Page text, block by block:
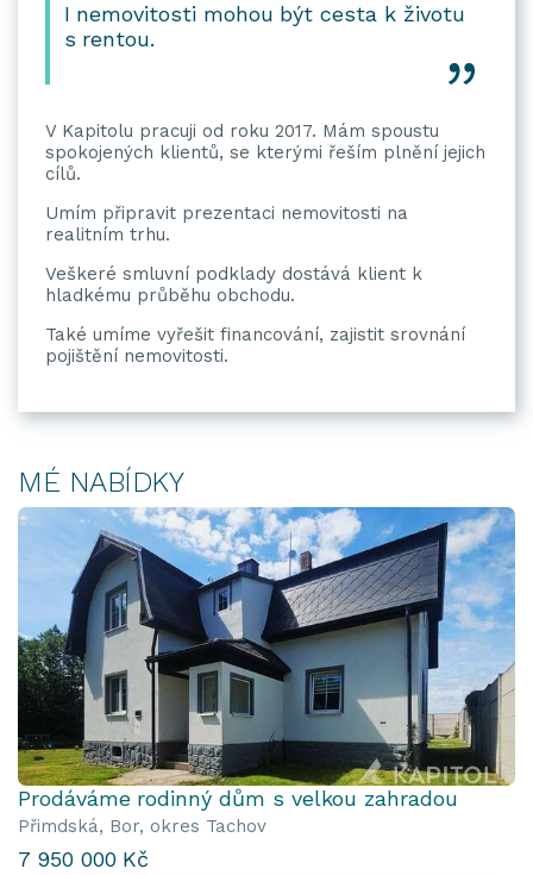
I nemovitosti mohou být cesta k životu
s rentou.
V Kapitolu pracuji od roku 2017. Mám spoustu
spokojených klientů, se kterými řeším plnění jejich
cílů.
Umím připravit prezentaci nemovitosti na
realitním trhu.
Veškeré smluvní podklady dostává klient k
hladkému průběhu obchodu.
Také umíme vyřešit financování, zajistit srovnání
pojištění nemovitosti.
MÉ NABÍDKY
Prodáváme rodinný dům s velkou zahradou
Přimdská, Bor, okres Tachov
7 950 000 Kč